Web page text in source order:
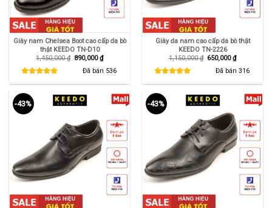
Giày nam Chelsea Boot cao cấp da bò
thật KEEDO TN-D10
1,450,000₫ Giá
890,000₫Giá
hiện
tại
Đã bán 536
Giày da nam cao cấp da bò thật
KEEDO TN-2226
1,150,000₫ Giá
650,000₫Giá
hiện
tại
Đã bán 316
-43% -43%